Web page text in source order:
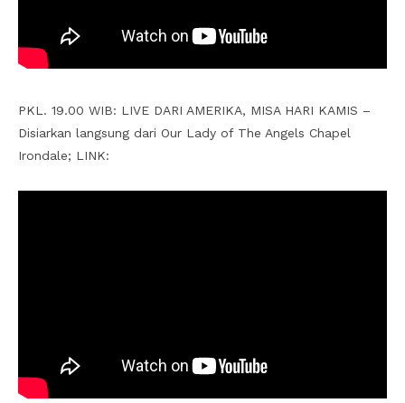
PKL. 19.00 WIB: LIVE DARI AMERIKA, MISA HARI KAMIS –
Disiarkan langsung dari Our Lady of The Angels Chapel
Irondale; LINK: